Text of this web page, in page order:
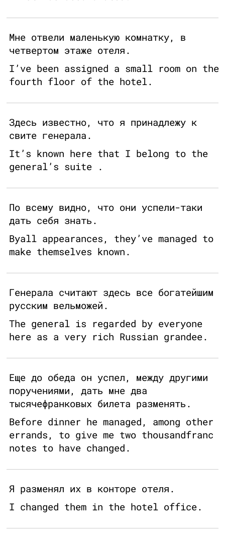
Мне отвели маленькую комнатку, в
четвертом этаже отеля.
I’ve been assigned a small room on the
fourth floor of the hotel.
Здесь известно, что я принадлежу к
свите генерала.
It’s known here that I belong to the
general’s suite .
По всему видно, что они успели-таки
дать себя знать.
Byall appearances, they’ve managed to
make themselves known.
Генерала считают здесь все богатейшим
русским вельможей.
The general is regarded by everyone
here as a very rich Russian grandee.
Еще до обеда он успел, между другими
поручениями, дать мне два
тысячефранковых билета разменять.
Before dinner he managed, among other
errands, to give me two thousandfranc
notes to have changed.
Я разменял их в конторе отеля.
I changed them in the hotel office.